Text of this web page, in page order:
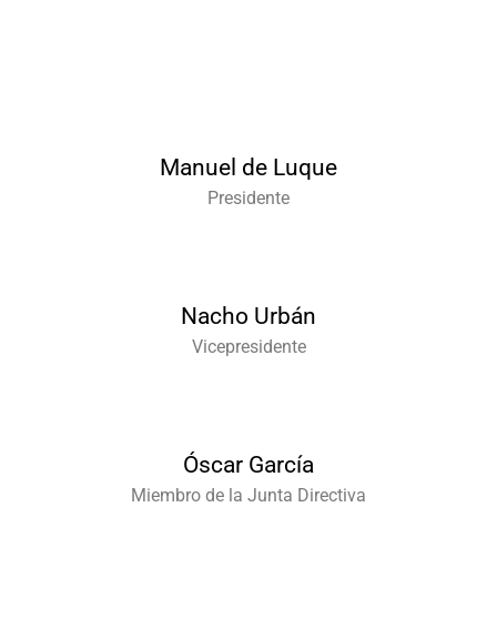
Manuel de Luque
Presidente
Nacho Urbán
Vicepresidente
Óscar García
Miembro de la Junta Directiva